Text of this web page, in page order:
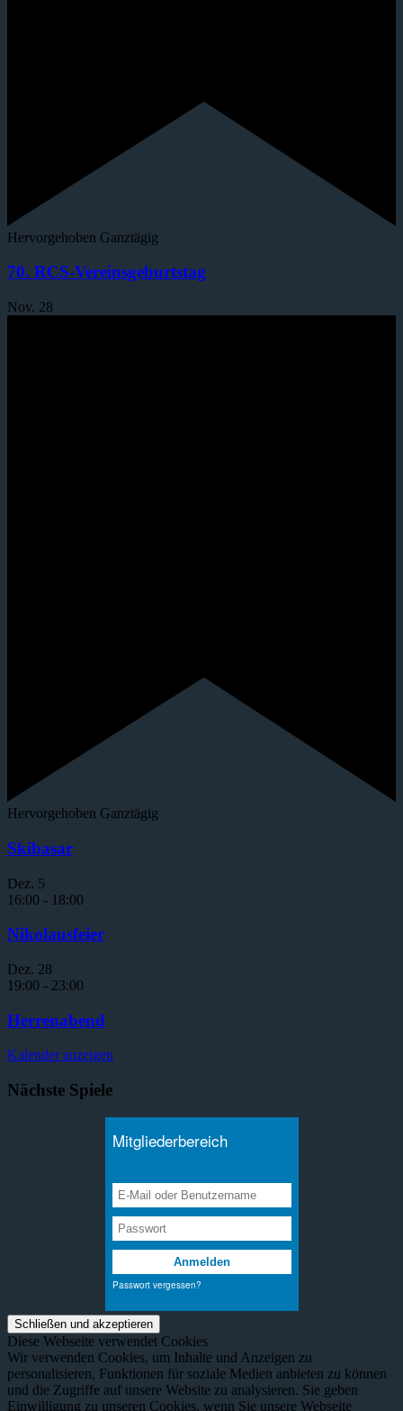
Hervorgehoben Ganztägig
70. RCS-Vereinsgeburtstag
Nov. 28
Hervorgehoben Ganztägig
Skibasar
Dez. 5
16:00 - 18:00
Nikolausfeier
Dez. 28
19:00 - 23:00
Herrenabend
Kalender anzeigen
Nächste Spiele
Diese Webseite verwendet Cookies
Wir verwenden Cookies, um Inhalte und Anzeigen zu
personalisieren, Funktionen für soziale Medien anbieten zu können
und die Zugriffe auf unsere Website zu analysieren. Sie geben
Einwilligung zu unseren Cookies, wenn Sie unsere Webseite